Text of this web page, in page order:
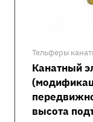
Тельферы
Канатный
высота